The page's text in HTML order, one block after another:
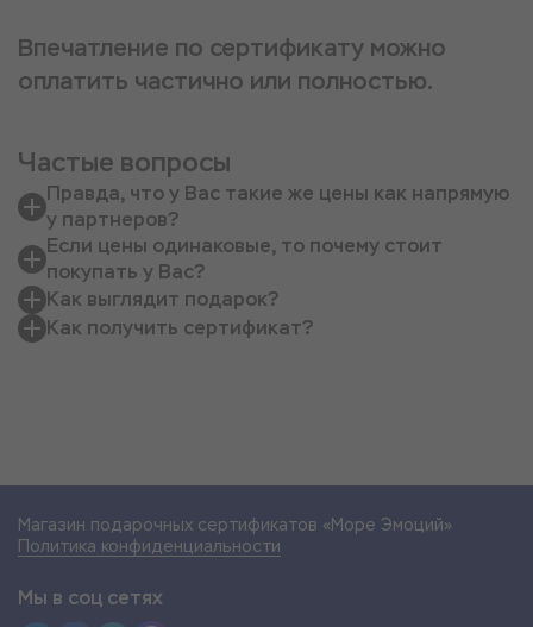
Впечатление по сертификату можно
оплатить частично или полностью.
Частые вопросы
Правда, что у Вас такие же цены как напрямую
у партнеров?
Если цены одинаковые, то почему стоит
покупать у Вас?
Как выглядит подарок?
Как получить сертификат?
Магазин подарочных сертификатов «Море Эмоций»
Политика конфиденциальности
Мы в соц сетях